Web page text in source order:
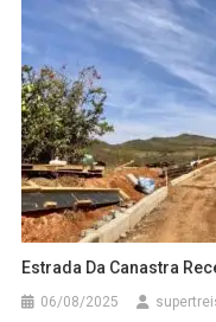
Estrada Da Canastra
06/08/2025